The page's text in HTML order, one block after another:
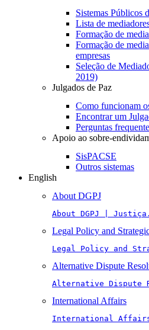
Sistemas Públicos
Lista de
Formação de
Formação de
empresas
Seleção de
2019)
Julgados de Paz
Como funcionam
Encontrar um
Perguntas
Apoio ao sobre-
SisPACSE
Outros sistemas
English
About DGPJ
About DGPJ |
Legal Policy and
Legal Policy and
Alternative Dispute
Alternative Dispute
International Affairs
International